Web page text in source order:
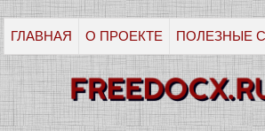
ГЛАВНАЯ О ПРОЕКТЕ ПОЛЕЗНЫЕ